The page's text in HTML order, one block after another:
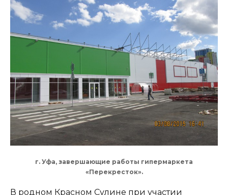
г. Уфа, завершающие работы гипермаркета
«Перекресток».
В родном Красном Сулине при участии